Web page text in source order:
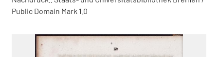
Public Domain Mark 1.0